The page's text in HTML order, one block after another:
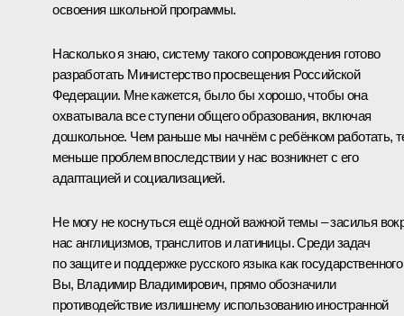
освоения школьной программы.
Насколько я знаю, систему такого сопровождения готово
разработать Министерство просвещения Российской
Федерации. Мне кажется, было бы хорошо, чтобы она
охватывала все ступени общего образования, включая
дошкольное. Чем раньше мы начнём с ребёнком работать,
меньше проблем впоследствии у нас возникнет с его
адаптацией и социализацией.
Не могу не коснуться ещё одной важной темы – засилья
нас англицизмов, транслитов и латиницы. Среди задач
по защите и поддержке русского языка как государственного
Вы, Владимир Владимирович, прямо обозначили
противодействие излишнему использованию иностранной